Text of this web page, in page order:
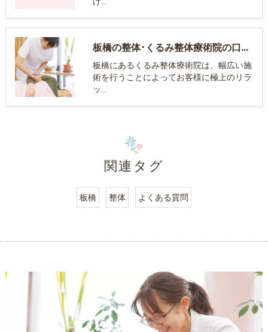
板橋の整体･くるみ整体療術院の口コミ情報
板橋にあるくるみ整体療術院は、幅広い施
術を行うことによってお客様に極上のリラ
ッ…
関連タグ
板橋 整体 よくある質問